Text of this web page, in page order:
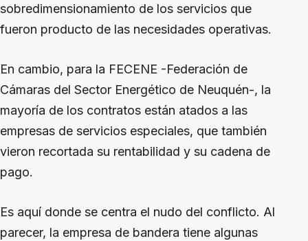
sobredimensionamiento de los servicios que
fueron producto de las necesidades operativas.
En cambio, para la FECENE -Federación de
Cámaras del Sector Energético de Neuquén-, la
mayoría de los contratos están atados a las
empresas de servicios especiales, que también
vieron recortada su rentabilidad y su cadena de
pago.
Es aquí donde se centra el nudo del conflicto. Al
parecer, la empresa de bandera tiene algunas